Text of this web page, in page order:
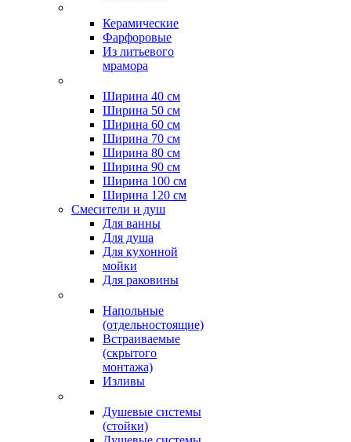
Керамические
Фарфоровые
Из литьевого
мрамора
Ширина 40 см
Ширина 50 см
Ширина 60 см
Ширина 70 см
Ширина 80 см
Ширина 90 см
Ширина 100 см
Ширина 120 см
Смесители и душ
Для ванны
Для душа
Для кухонной
мойки
Для раковины
Напольные
(отдельностоящие)
Встраиваемые
(скрытого
монтажа)
Изливы
Душевые системы
(стойки)